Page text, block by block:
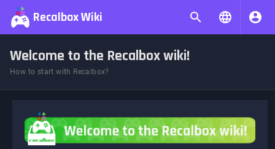
Recalbox Wiki
Welcome to the Recalbox wiki!
How to start with Recalbox?